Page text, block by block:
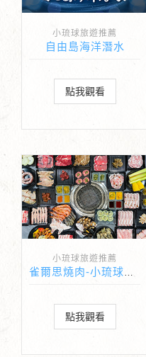
小琉球旅遊推薦
自由島海洋潛水
點我觀看
小琉球旅遊推薦
雀爾思燒肉-小琉球最新最強大的燒肉餐廳吃到飽
點我觀看